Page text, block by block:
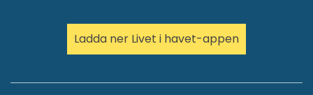
Ladda ner Livet i havet-appen